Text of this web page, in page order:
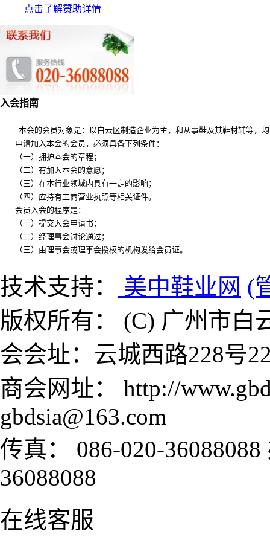
点击了解赞助详情
入会指南
本会的会员对象是：以白云区制造企业为主，和从事鞋及其鞋材辅等，
申请加入本会的会员，必须具备下列条件：
（一）拥护本会的章程；
（二）有加入本会的意愿；
（三）在本行业领域内具有一定的影响；
（四）应持有工商营业执照等相关证件。
会员入会的程序是：
（一）提交入会申请书；
（二）经理事会讨论通过；
（三）由理事会或理事会授权的机构发给会员证。
技术支持： 美中鞋业网 (
版权所有： (C) 广州市白
会会址：云城西路228号
商会网址： http://
gbdsia@163.com
传真： 086-020-
36088088
在线客服